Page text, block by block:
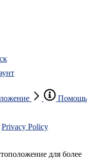
Помощь
Privacy Policy
для более